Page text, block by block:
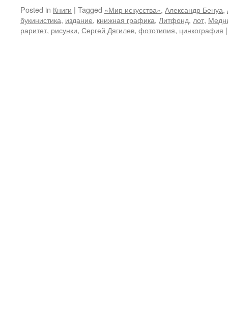
Posted in Книги | Tagged «Мир искусства», Александр Бенуа,
букинистика, издание, книжная графика, Литфонд, лот,
раритет, рисунки, Сергей Дягилев, фототипия, цинкография |